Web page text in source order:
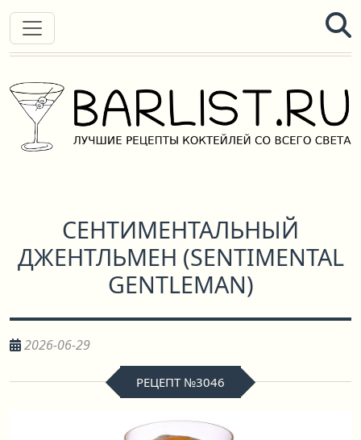
СЕНТИМЕНТАЛЬНЫЙ
ДЖЕНТЛЬМЕН (SENTIMENTAL
GENTLEMAN)
2026-06-29
РЕЦЕПТ №3046